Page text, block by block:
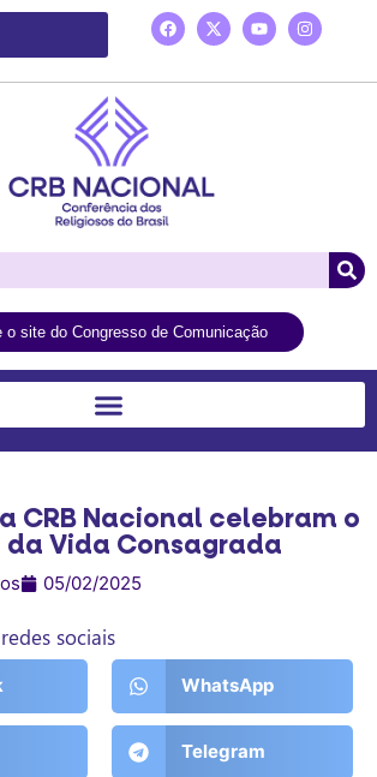
o site do Congresso de Comunicação
CRB Nacional celebram o
da Vida Consagrada
05/02/2025
sociais
WhatsApp
Telegram